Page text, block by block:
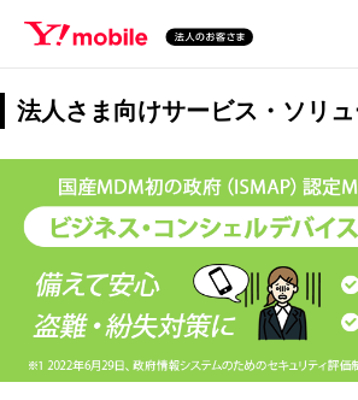
SEARCH
法人さま向けサービス・ソリ